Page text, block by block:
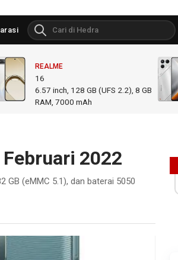
REALME
16
6.57 inch, 128 GB (UFS 2.2), 8 GB
RAM 7000 mAh
2022
GB (eMMC 5.1), dan baterai 5050